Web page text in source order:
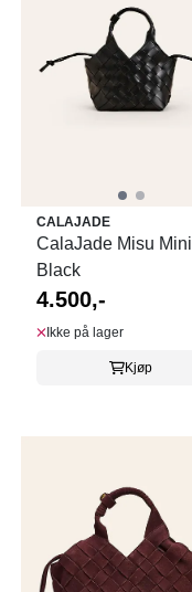
CALAJADE
CalaJade Misu Mini
Black
4.500,-
Ikke på lager
Kjøp